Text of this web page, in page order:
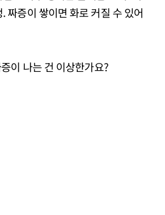
짜증이 쌓이면 화로 커질 수 있어
이 나는 건 이상한가요?